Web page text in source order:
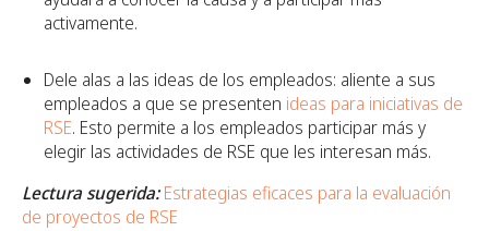
activamente.
Dele alas a las ideas de los empleados: aliente a sus
empleados a que se presenten ideas para iniciativas de
RSE. Esto permite a los empleados participar más y
elegir las actividades de RSE que les interesan más.
Lectura sugerida: Estrategias eficaces para la evaluación
de proyectos de RSE